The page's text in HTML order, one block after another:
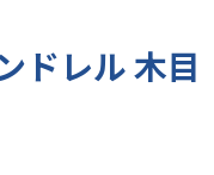
ドレル 木目